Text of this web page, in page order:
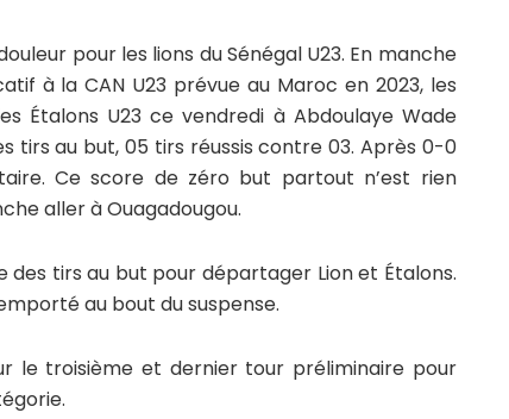
pour les lions du Sénégal U23. En manche
à la CAN U23 prévue au Maroc en 2023, les
Étalons U23 ce vendredi à Abdoulaye Wade
tirs au but, 05 tirs réussis contre 03. Après 0-0
Ce score de zéro but partout n’est rien
aller à Ouagadougou.
des tirs au but pour départager Lion et Étalons.
au bout du suspense.
le troisième et dernier tour préliminaire pour